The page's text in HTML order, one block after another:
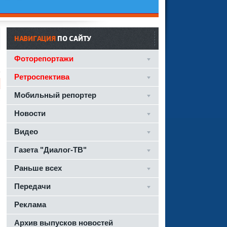
НАВИГАЦИЯПО САЙТУ
Фоторепортажи
Ретроспектива
Мобильный репортер
Новости
Видео
Газета "Диалог-ТВ"
Раньше всех
Передачи
Реклама
Архив выпусков новостей